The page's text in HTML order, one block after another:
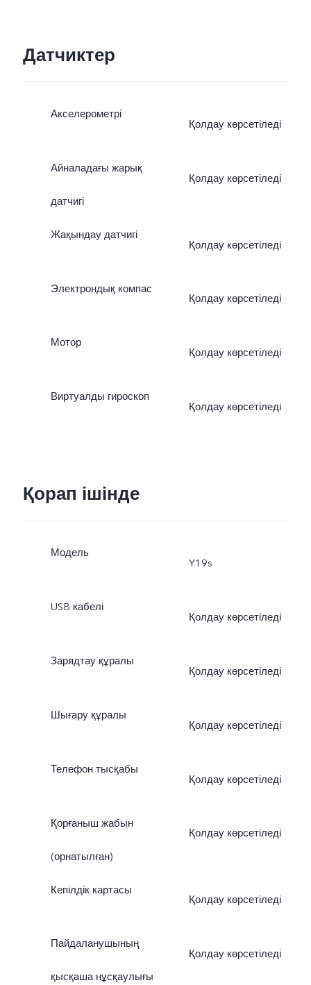
Датчиктер
Акселерометрі
Қолдау көрсетіледі
Айналадағы жарық
датчигі
Қолдау көрсетіледі
Жақындау датчигі
Қолдау көрсетіледі
Электрондық компас
Қолдау көрсетіледі
Мотор
Қолдау көрсетіледі
Виртуалды гироскоп
Қолдау көрсетіледі
Қорап ішінде
Модель
Y19s
USB кабелі
Қолдау көрсетіледі
Зарядтау құралы
Қолдау көрсетіледі
Шығару құралы
Қолдау көрсетіледі
Телефон тысқабы
Қолдау көрсетіледі
Қорғаныш жабын
(орнатылған)
Қолдау көрсетіледі
Кепілдік картасы
Қолдау көрсетіледі
Пайдаланушының
қысқаша нұсқаулығы
Қолдау көрсетіледі